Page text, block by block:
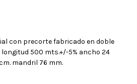
con precorte fabricado en doble
500 mts.+/-5% ancho 24
mandril 76 mm.